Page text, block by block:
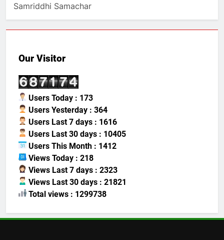
Samriddhi Samachar
Our Visitor
Users Today : 173
Users Yesterday : 364
Users Last 7 days : 1616
Users Last 30 days : 10405
Users This Month : 1412
Views Today : 218
Views Last 7 days : 2323
Views Last 30 days : 21821
Total views : 1299738